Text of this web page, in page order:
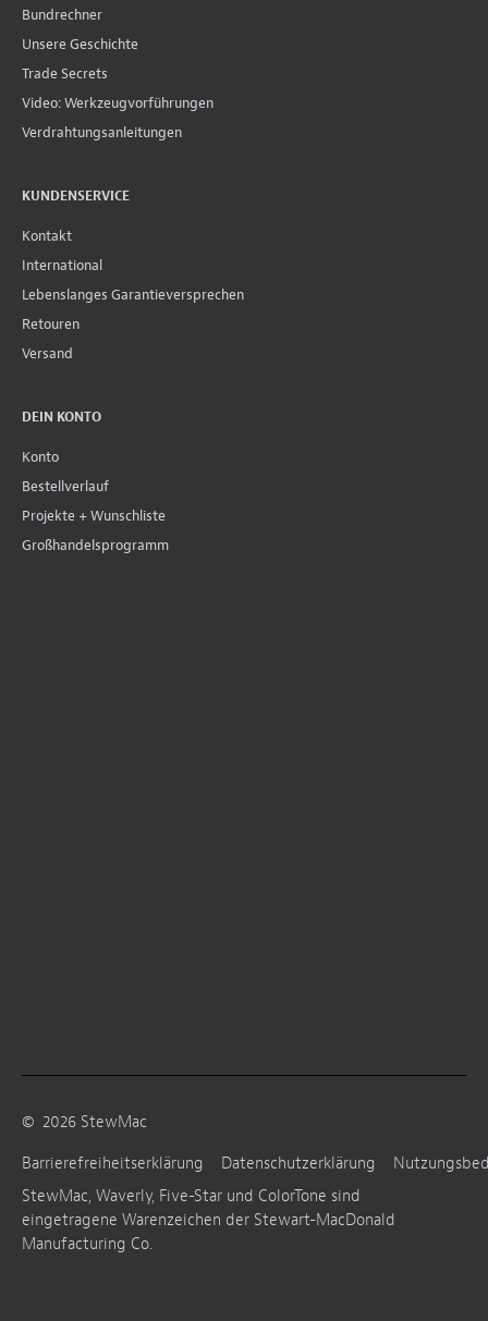
Bundrechner
Unsere Geschichte
Trade Secrets
Video: Werkzeugvorführungen
Verdrahtungsanleitungen
KUNDENSERVICE
Kontakt
International
Lebenslanges Garantieversprechen
Retouren
Versand
DEIN KONTO
Konto
Bestellverlauf
Projekte + Wunschliste
Großhandelsprogramm
© 2026 StewMac
Barrierefreiheitserklärung
Datenschutzerklärung
StewMac, Waverly, Five-Star und ColorTone sind
eingetragene Warenzeichen der Stewart-MacDonald
Manufacturing Co.